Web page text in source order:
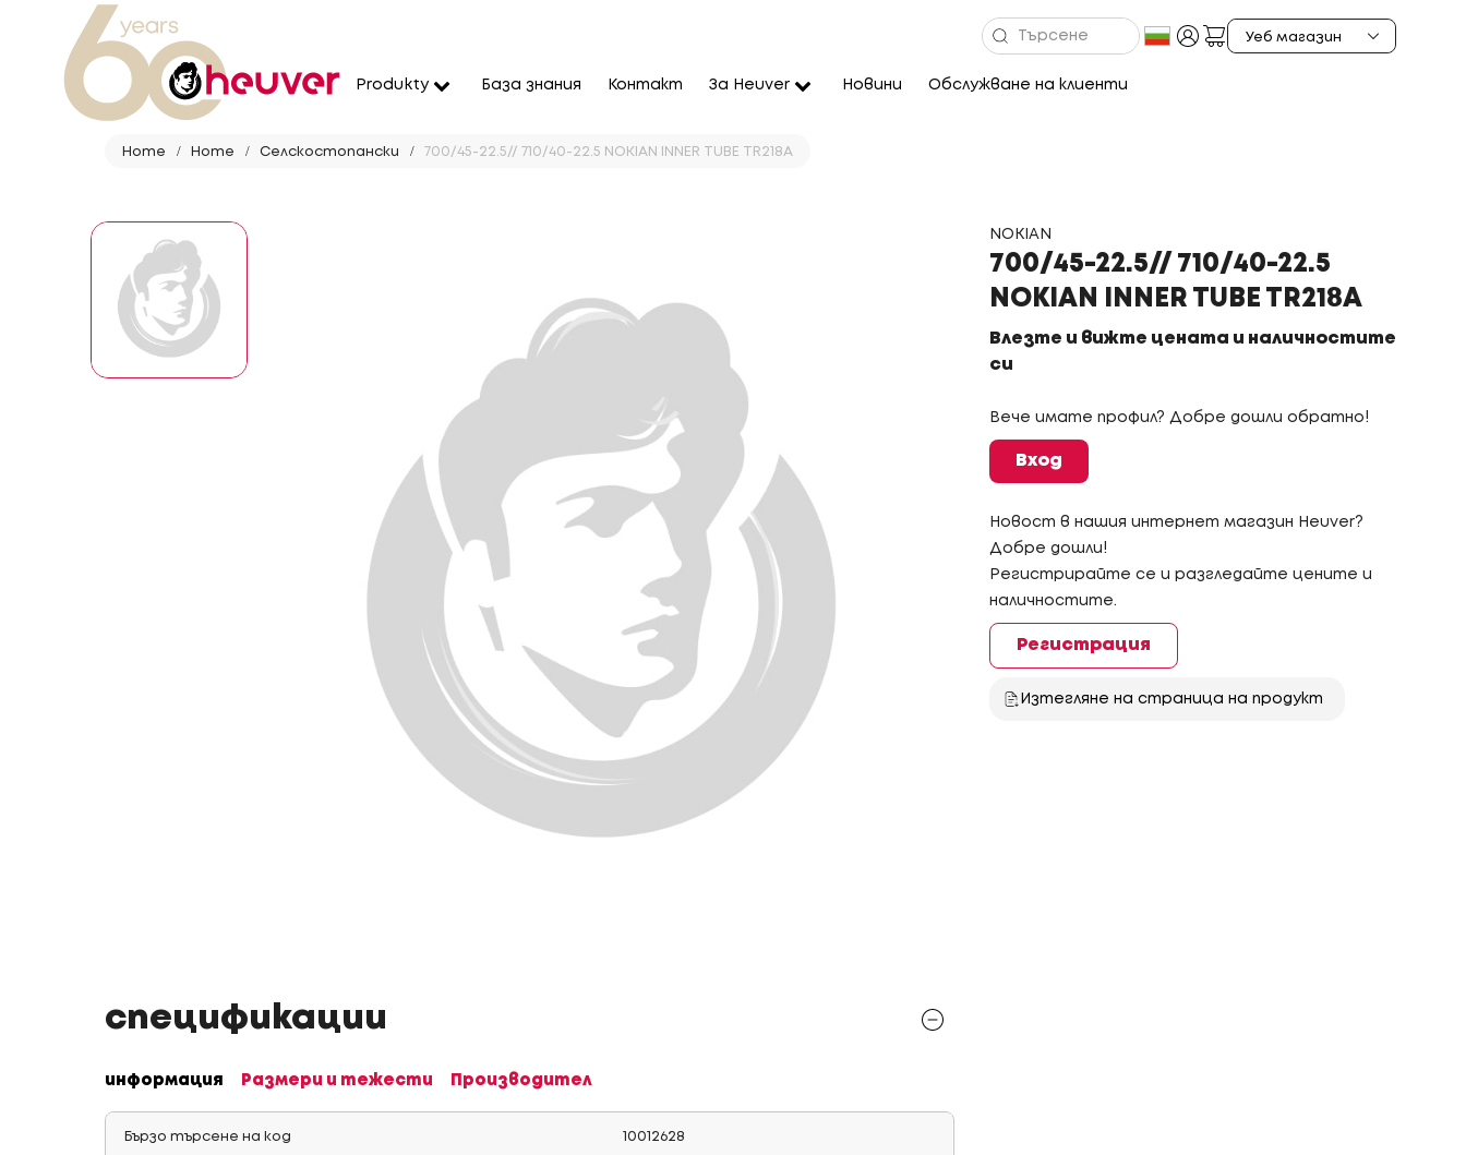
Produkty База знания Контакт За Heuver Новини Обслужване на клиенти
Home Home Селскостопански 700/45-22.5// 710/40-22.5 NOKIAN INNER TUBE TR218A
NOKIAN
700/45-22.5// 710/40-22.5
NOKIAN INNER TUBE TR218A
Влезте и вижте цената и наличностите
си
Вече имате профил? Добре дошли обратно!
Вход
Новост в нашия интернет магазин Heuver?
Добре дошли!
Регистрирайте се и разгледайте цените и
наличностите.
Регистрация
Изтегляне на страница на продукт
спецификации
информация Размери и тежести Производител
Бързо търсене на код 10012628